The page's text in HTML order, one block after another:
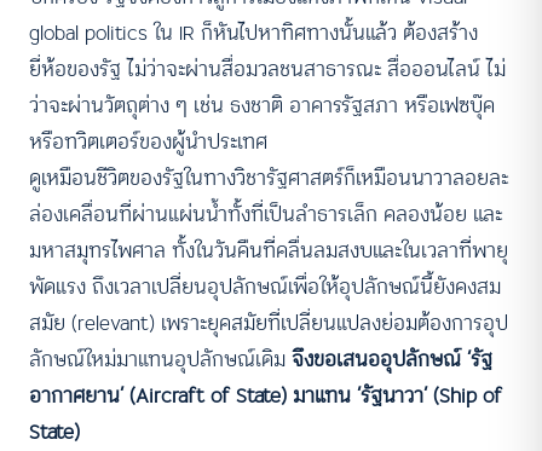
global politics ใน IR ก็หันไปหาทิศทางนั้นแล้ว ต้องสร้าง
ยี่ห้อของรัฐ ไม่ว่าจะผ่านสื่อมวลชนสาธารณะ สื่อออนไลน์ ไม่
ว่าจะผ่านวัตถุต่าง ๆ เช่น ธงชาติ อาคารรัฐสภา หรือเฟซบุ๊ค
หรือทวิตเตอร์ของผู้นำประเทศ
ดูเหมือนชีวิตของรัฐในทางวิชารัฐศาสตร์ก็เหมือนนาวาลอยละ
ล่องเคลื่อนที่ผ่านแผ่นน้ำทั้งที่เป็นลำธารเล็ก คลองน้อย และ
มหาสมุทรไพศาล ทั้งในวันคืนที่คลื่นลมสงบและในเวลาที่พายุ
พัดแรง ถึงเวลาเปลี่ยนอุปลักษณ์เพื่อให้อุปลักษณ์นี้ยังคงสม
สมัย (relevant) เพราะยุคสมัยที่เปลี่ยนแปลงย่อมต้องการอุป
ลักษณ์ใหม่มาแทนอุปลักษณ์เดิมจึงขอเสนออุปลักษณ์ ‘รัฐ
อากาศยาน’ (Aircraft of State) มาแทน ‘รัฐนาวา’ (Ship of
State)